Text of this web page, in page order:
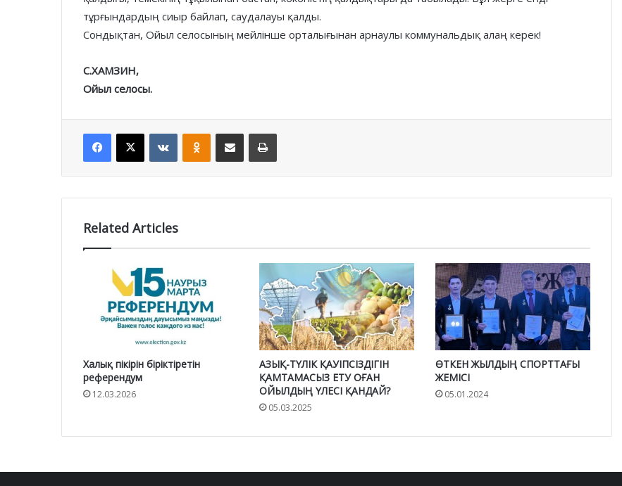
тұрғындардың сиыр байлап, саудалауы қалды.
Сондықтан, Ойыл селосының мейлінше орталығынан арнаулы коммунальдық алаң керек!
С.ХАМЗИН,
Ойыл селосы.
Facebook
X VKontakteOdnoklassniki
Share via Email Print
Related Articles
Халық пікірін біріктіретін
референдум
12.03.2026
АЗЫҚ-ТҮЛІК ҚАУІПСІЗДІГІН
ҚАМТАМАСЫЗ ЕТУ ОҒАН
ОЙЫЛДЫҢ ҮЛЕСІ ҚАНДАЙ?
05.03.2025
ӨТКЕН ЖЫЛДЫҢ СПОРТТАҒЫ
ЖЕМІСІ
05.01.2024